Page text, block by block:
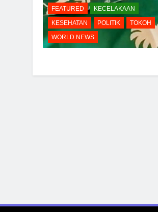
FEATURED
KECELAKAAN
KESEHATAN
POLITIK
TOKOH
WORLD NEWS